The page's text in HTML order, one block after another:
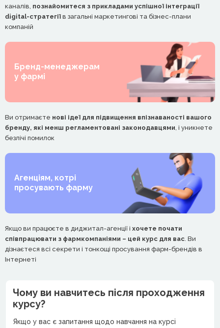
каналів, познайомитеся з прикладами успішної інтеграції
digital-стратегії в загальні маркетингові та бізнес-плани
компаній
Бренд-менеджерам
у фармі
Ви отримаєте нові ідеї для підвищення впізнаваності вашого
бренду, які менш регламентовані законодавцями , і уникнете
безлічі помилок
Агенціям, котрі
просувають фарму
Якщо ви працюєте в диджитал-агенції і хочете почати
співпрацювати з фармкомпаніями – цей курс для вас . Ви
дізнаєтеся всі секрети і тонкощі просування фарм-брендів в
Інтернеті
Чому ви навчитесь після проходження
курсу?
Якщо у вас є запитання щодо навчання на курсі